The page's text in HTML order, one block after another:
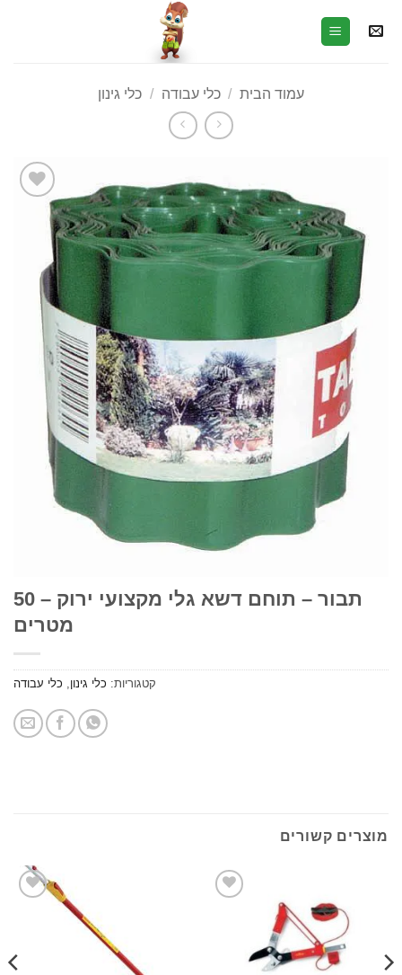
עמוד הבית כלי עבודה / כלי גינון
הוסף
לרשימת
המשאלות
תבור – תוחם דשא גלי מקצועי ירוק – 50
מטרים
קטגוריות:כלי גינון,כלי עבודה
קשורים
לרשימת
המשאלות
הוסף
לרשימת